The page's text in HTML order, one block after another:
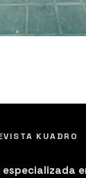
KUADRO